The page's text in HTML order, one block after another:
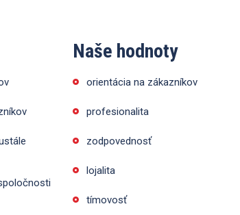
Naše hodnoty
orientácia na zákazníkov
profesionalita
zodpovednosť
lojalita
tímovosť